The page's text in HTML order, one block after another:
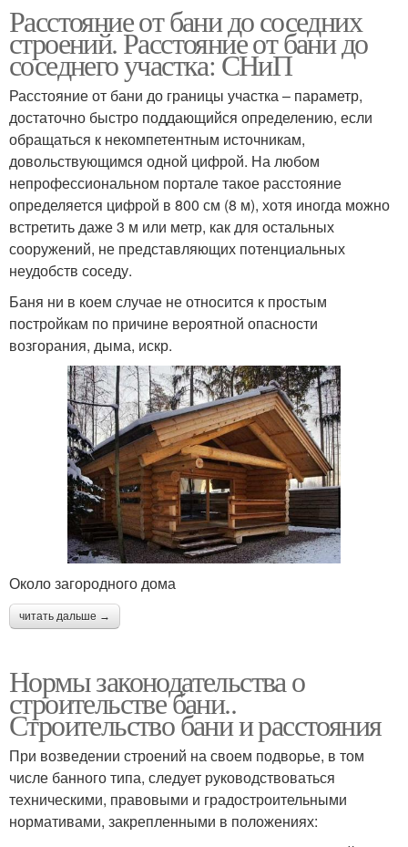
Расстояние от бани до соседних
строений. Расстояние от бани до
соседнего участка: СНиП
Расстояние от бани до границы участка – параметр,
достаточно быстро поддающийся определению, если
обращаться к некомпетентным источникам,
довольствующимся одной цифрой. На любом
непрофессиональном портале такое расстояние
определяется цифрой в 800 см (8 м), хотя иногда можно
встретить даже 3 м или метр, как для остальных
сооружений, не представляющих потенциальных
неудобств соседу.
Баня ни в коем случае не относится к простым
постройкам по причине вероятной опасности
возгорания, дыма, искр.
Около загородного дома
читать дальше →
Нормы законодательства о
строительстве бани..
Строительство бани и расстояния
При возведении строений на своем подворье, в том
числе банного типа, следует руководствоваться
техническими, правовыми и градостроительными
нормативами, закрепленными в положениях: